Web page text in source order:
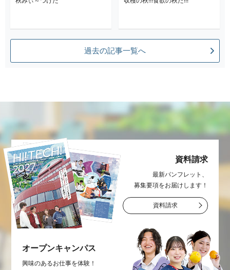
過去の記事一覧へ
資料請求
最新パンフレット、
募集要項をお届け します！
資料請求
オープンキャンパス
興味のあるお仕事を体験！